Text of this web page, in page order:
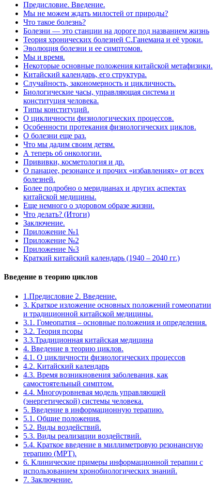
Предисловие. Введение.
Мы не можем ждать милостей от природы?
Что такое болезнь?
Болезни — это станции на дороге под названием жизнь
Теория хронических болезней С.Ганемана и её уроки.
Эволюция болезни и ее симптомов.
Мы и время.
Некоторые основные положения китайской метафизики.
Китайский календарь, его структура.
Случайность, закономерность и цикличность.
Биологические часы, управляющая система и
конституция человека.
Типы конституций.
О цикличности физиологических процессов.
Особенности протекания физиологических циклов.
О болезни еще раз.
Что мы дадим своим детям.
А теперь об онкологии.
Прививки, косметология и др.
О панацее, резонансе и прочих «избавлениях» от всех
болезней.
Более подробно о меридианах и других аспектах
китайской медицины.
Еще немного о здоровом образе жизни.
Что делать? (Итоги)
Заключение.
Приложение №1
Приложение №2
Приложение №3
Краткий китайский календарь (1940 – 2040 гг.)
Введение в теорию циклов
1.Предисловие 2. Введение.
3. Краткое изложение основных положений гомеопатии
и традиционной китайской медицины.
3.1. Гомеопатия – основные положения и определения.
3.2. Теория псоры
3.3.Традиционная китайская медицина
4. Введение в теорию циклов.
4.1. О цикличности физиологических процессов
4.2. Китайский календарь
4.3. Время возникновения заболевания, как
самостоятельный симптом.
4.4. Многоуровневая модель управляющей
(энергетической) системы человека.
5. Введение в информационную терапию.
5.1. Общие положения.
5.2. Виды воздействий.
5.3. Виды реализации воздействий.
5.4. Краткое введение в миллиметровую резонансную
терапию (МРТ).
6. Клинические примеры информационной терапии с
использованием хронобиологических знаний.
7. Заключение.